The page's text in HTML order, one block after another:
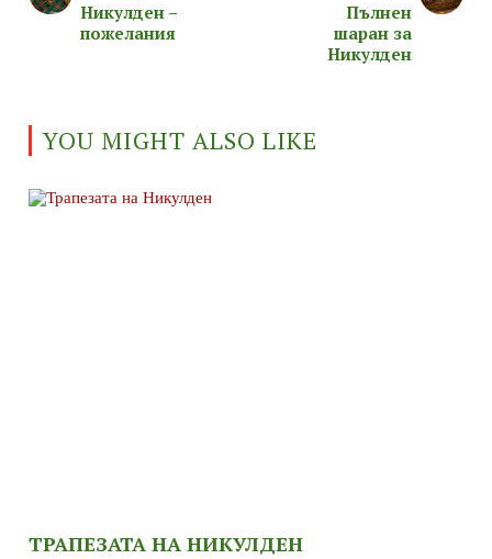
Никулден –
пожелания
Пълнен
шаран за
Никулден
YOU MIGHT ALSO LIKE
ТРАПЕЗАТА НА НИКУЛДЕН